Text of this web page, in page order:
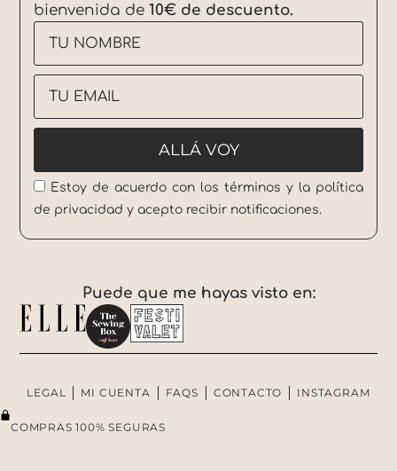
bienvenida de10€ de descuento.
Estoy de acuerdo con los términos y la política
de privacidad y acepto recibir notificaciones.
Puede que me hayas visto en:
LEGAL MI CUENTA FAQS CONTACTO INSTAGRAM
COMPRAS 100% SEGURAS